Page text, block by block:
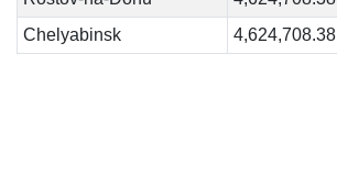
Chelyabinsk
4,624,708.38